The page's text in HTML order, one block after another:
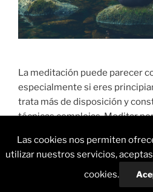
La meditación puede parecer
especialmente si eres
trata más de disposición y
técnicas complejas. Meditar
mismo en un nivel más
al día, es posible empezar a
nuestra manera de afrontar el
Las cookies nos permiten
utilizar nuestros servicios,
cookies.